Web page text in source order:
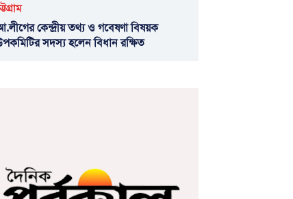
কেন্দ্রীয় তথ্য ও গবেষণা বিষয়ক
সদস্য হলেন বিধান রক্ষিত